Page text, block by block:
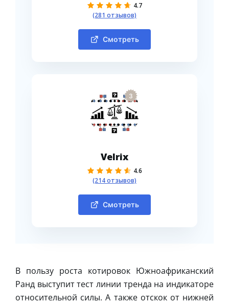
4.7
(281 отзывов)
Смотреть
3
Velrix
4.6
(214 отзывов)
Смотреть
В пользу роста котировок Южноафриканский
Ранд выступит тест линии тренда на индикаторе
относительной силы. А также отскок от нижней